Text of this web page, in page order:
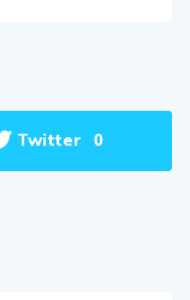
Twitter 0